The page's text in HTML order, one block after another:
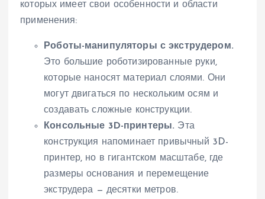
которых имеет свои особенности и области
применения:
Роботы-манипуляторы с экструдером.
Это большие роботизированные руки,
которые наносят материал слоями. Они
могут двигаться по нескольким осям и
создавать сложные конструкции.
Консольные 3D-принтеры. Эта
конструкция напоминает привычный 3D-
принтер, но в гигантском масштабе, где
размеры основания и перемещение
экструдера — десятки метров.